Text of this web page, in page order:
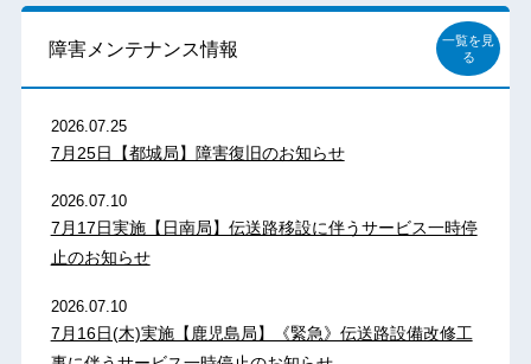
障害メンテナンス情報
一覧を見
る
2026.07.25
7月25日【都城局】障害復旧のお知らせ
2026.07.10
7月17日実施【日南局】伝送路移設に伴うサービス一時停
止のお知らせ
2026.07.10
7月16日(木)実施【鹿児島局】《緊急》伝送路設備改修工